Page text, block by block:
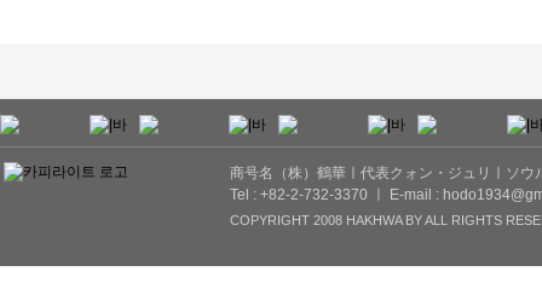
商号名（株）鶴華ㅣ代表クォン・ジュリㅣソ
Tel : +82-2-732-3370 ㅣ E-mail :
COPYRIGHT 2008 HAKHWA BY ALL RIGHTS